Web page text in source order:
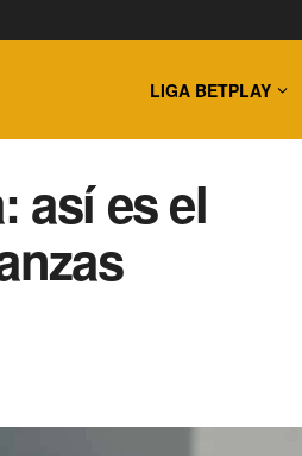
LIGA BETPLAY
así es el